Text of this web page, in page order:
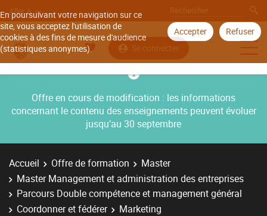
En poursuivant votre navigation sur ce
site, vous acceptez l'utilisation de
cookies à des fins de mesure d'audience
(statistiques anonymes).
Accepter Refuser
Aller à
Se connecter
Offre en cours de modification : les informations
concernant le contenu des enseignements peuvent évoluer
jusqu’au 30 septembre
Accueil Offre de formation
Master
Master Management et administration des entreprises
Parcours Double compétence et management général
Coordonner et fédérer
Marketing